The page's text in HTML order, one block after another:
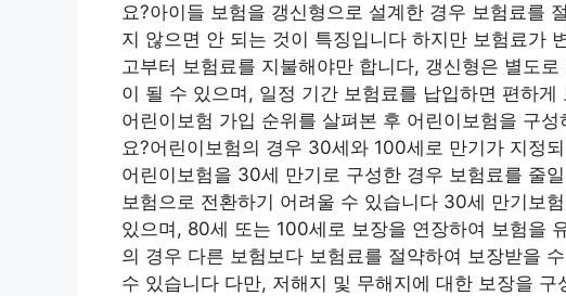
요?아이들 보험을 갱신형으로 설계한 경우 보험료를
지 않으면 안 되는 것이 특징입니다 하지만 보험료가
고부터 보험료를 지불해야만 합니다, 갱신형은 별도
이 될 수 있으며, 일정 기간 보험료를 납입하면 편하
어린이보험 가입 순위를 살펴본 후 어린이보험을 구
요?어린이보험의 경우 30세와 100세로 만기가 지정
어린이보험을 30세 만기로 구성한 경우 보험료를 줄
보험으로 전환하기 어려울 수 있습니다 30세 만기보
있으며, 80세 또는 100세로 보장을 연장하여 보험을
의 경우 다른 보험보다 보험료를 절약하여 보장받을
수 있습니다 다만, 저해지 및 무해지에 대한 보장을